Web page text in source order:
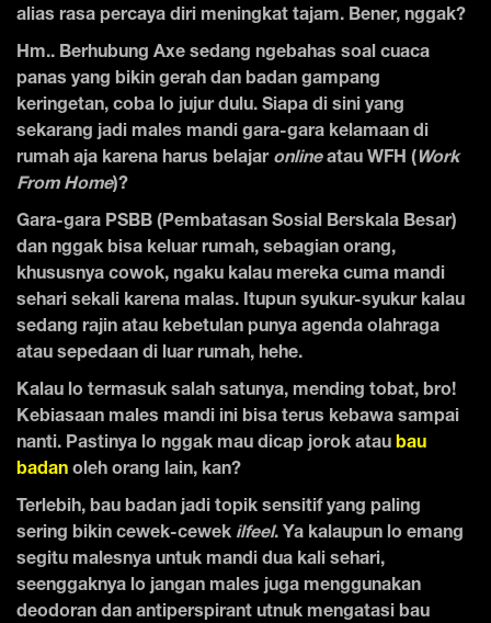
alias rasa percaya diri meningkat tajam. Bener, nggak?
Hm.. Berhubung Axe sedang ngebahas soal cuaca
panas yang bikin gerah dan badan gampang
keringetan, coba lo jujur dulu. Siapa di sini yang
sekarang jadi males mandi gara-gara kelamaan di
rumah aja karena harus belajaronlineatau WFH ( Work
From Home)?
Gara-gara PSBB (Pembatasan Sosial Berskala Besar)
dan nggak bisa keluar rumah, sebagian orang,
khususnya cowok, ngaku kalau mereka cuma mandi
sehari sekali karena malas. Itupun syukur-syukur kalau
sedang rajin atau kebetulan punya agenda olahraga
atau sepedaan di luar rumah, hehe.
Kalau lo termasuk salah satunya, mending tobat, bro!
Kebiasaan males mandi ini bisa terus kebawa sampai
nanti. Pastinya lo nggak mau dicap jorok atau bau
badan oleh orang lain, kan?
Terlebih, bau badan jadi topik sensitif yang paling
sering bikin cewek-cewek ilfeel. Ya kalaupun lo emang
segitu malesnya untuk mandi dua kali sehari,
seenggaknya lo jangan males juga menggunakan
deodoran dan antiperspirant utnuk mengatasi bau